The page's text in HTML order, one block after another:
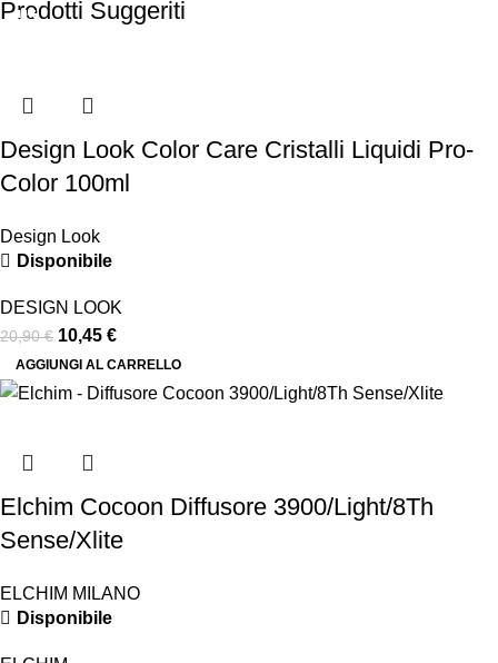
Prodotti Suggeriti
-50%
Design Look Color Care Cristalli Liquidi Pro-
Color 100ml
Design Look
Disponibile
DESIGN LOOK
20,90€ 10,45 €
AGGIUNGI AL CARRELLO
-12%
Elchim Cocoon Diffusore 3900/Light/8Th
Sense/Xlite
ELCHIM MILANO
Disponibile
-38%
-25%
-29%
-27%